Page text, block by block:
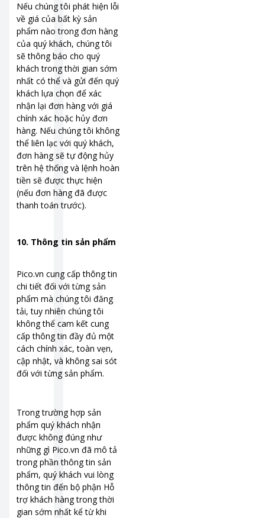
Nếu chúng tôi phát hiện lỗi
về giá của bất kỳ sản
phẩm nào trong đơn hàng
của quý khách, chúng tôi
sẽ thông báo cho quý
khách trong thời gian sớm
nhất có thể và gửi đến quý
khách lựa chọn để xác
nhận lại đơn hàng với giá
chính xác hoặc hủy đơn
hàng. Nếu chúng tôi không
thể liên lạc với quý khách,
đơn hàng sẽ tự động hủy
trên hệ thống và lệnh hoàn
tiền sẽ được thực hiện
(nếu đơn hàng đã được
thanh toán trước).
10. Thông tin sản phẩm
Pico.vn cung cấp thông tin
chi tiết đối với từng sản
phẩm mà chúng tôi đăng
tải, tuy nhiên chúng tôi
không thể cam kết cung
cấp thông tin đầy đủ một
cách chính xác, toàn vẹn,
cập nhật, và không sai sót
đối với từng sản phẩm.
Trong trường hợp sản
phẩm quý khách nhận
được không đúng như
những gì Pico.vn đã mô tả
trong phần thông tin sản
phẩm, quý khách vui lòng
thông tin đến bộ phận Hỗ
trợ khách hàng trong thời
gian sớm nhất kể từ khi